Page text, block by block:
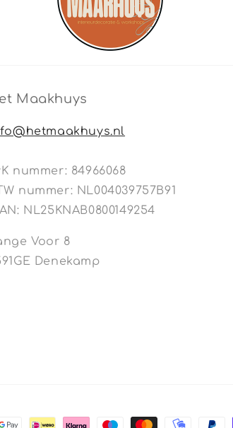
Maakhuys
nummer: 84966068
nummer: NL004039757B91
NL25KNAB0800149254
Voor 8
Denekamp